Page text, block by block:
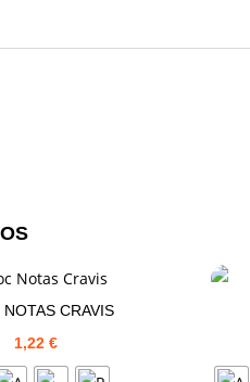
NOTAS CRAVIS
1,22€